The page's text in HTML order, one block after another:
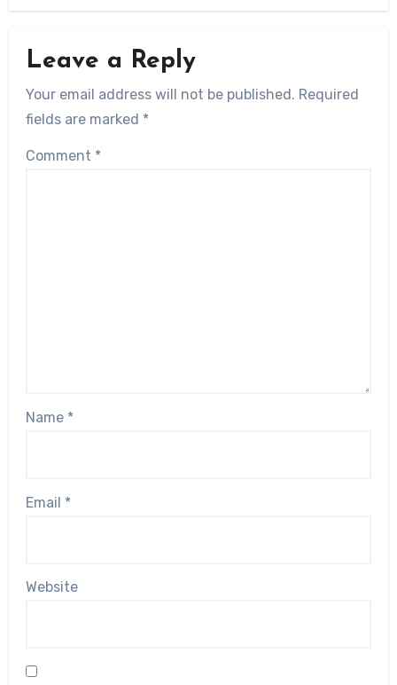
Leave a Reply
Your email address will not be published. Required
fields are marked *
Comment *
Name *
Email *
Website